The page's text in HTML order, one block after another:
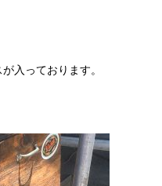
入っております。